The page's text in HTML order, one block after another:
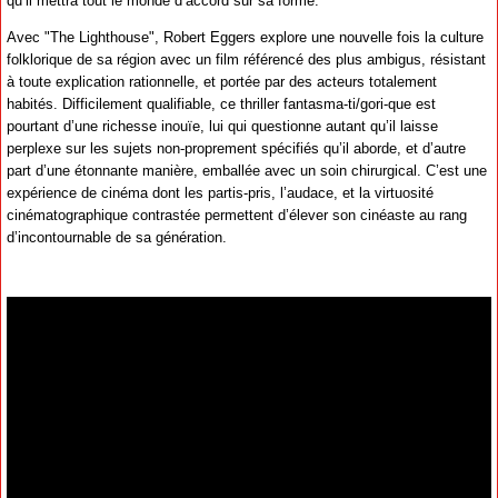
Avec "The Lighthouse", Robert Eggers explore une nouvelle fois la culture
folklorique de sa région avec un film référencé des plus ambigus, résistant
à toute explication rationnelle, et portée par des acteurs totalement
habités. Difficilement qualifiable, ce thriller fantasma-ti/gori-que est
pourtant d’une richesse inouïe, lui qui questionne autant qu’il laisse
perplexe sur les sujets non-proprement spécifiés qu’il aborde, et d’autre
part d’une étonnante manière, emballée avec un soin chirurgical. C’est une
expérience de cinéma dont les partis-pris, l’audace, et la virtuosité
cinématographique contrastée permettent d’élever son cinéaste au rang
d’incontournable de sa génération.